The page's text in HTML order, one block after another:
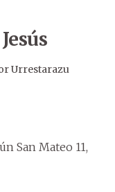
Urrestarazu
San Mateo 11,